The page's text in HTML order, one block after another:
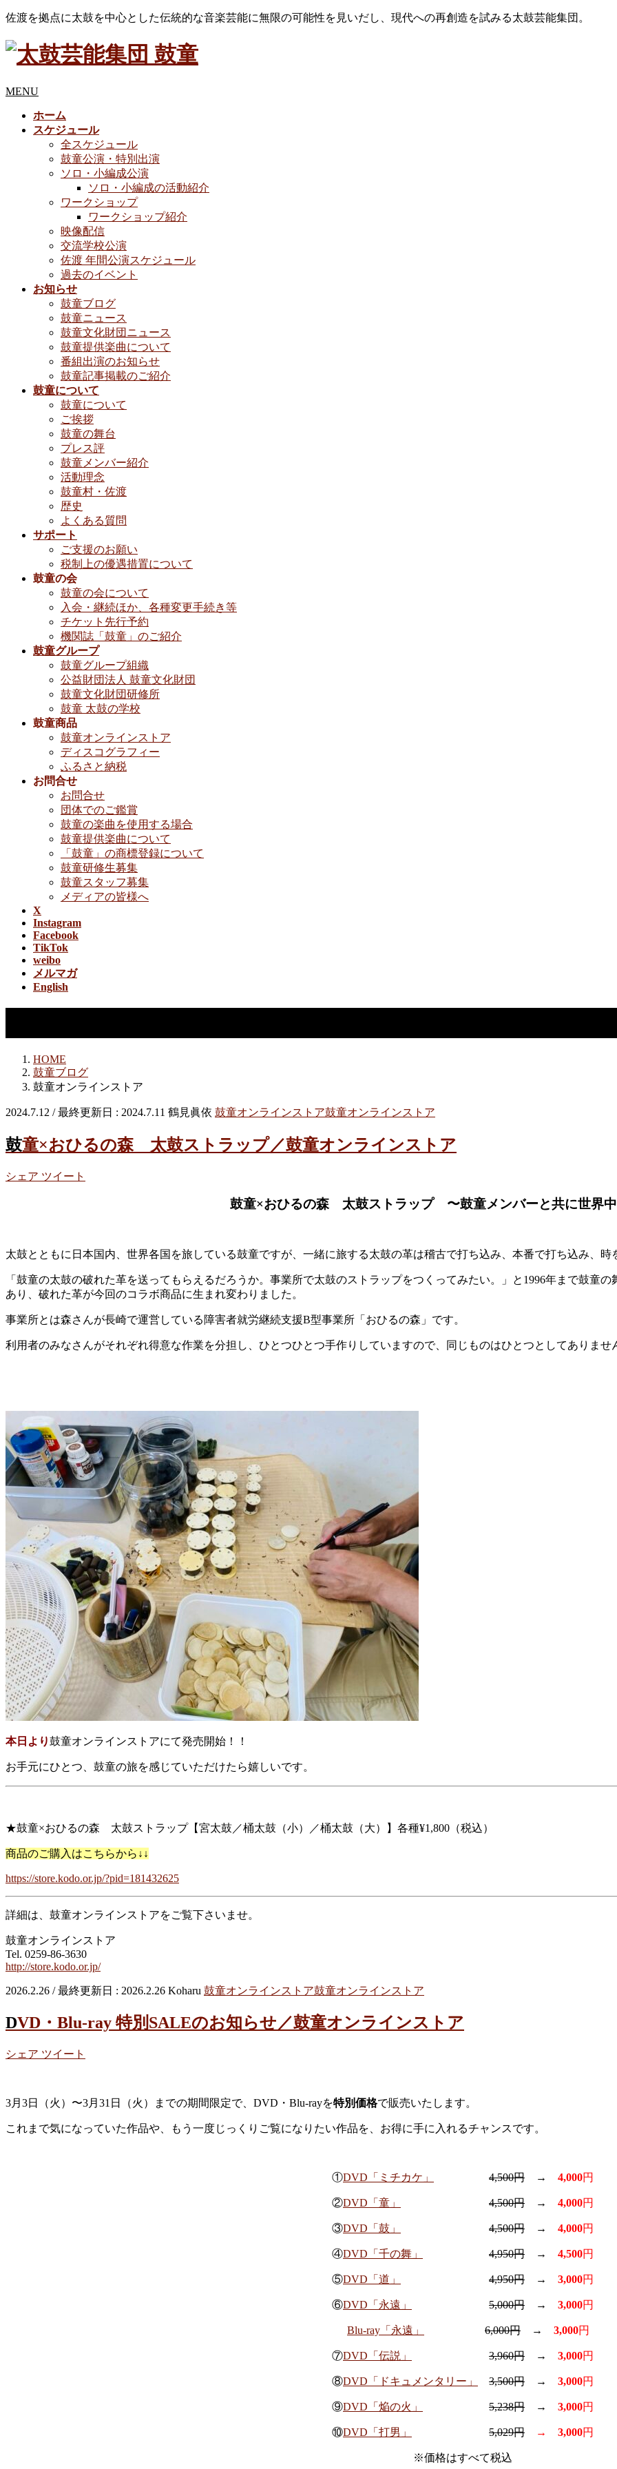
佐渡を拠点に太鼓を中心とした伝統的な音楽芸能に無限の可能性を見いだし、現代への再創造を試みる太鼓芸能集団。
MENU
ホーム
スケジュール
全スケジュール
鼓童公演・特別出演
ソロ・小編成公演
ソロ・小編成の活動紹介
ワークショップ
ワークショップ紹介
映像配信
交流学校公演
佐渡 年間公演スケジュール
過去のイベント
お知らせ
鼓童ブログ
鼓童ニュース
鼓童文化財団ニュース
鼓童提供楽曲について
番組出演のお知らせ
鼓童記事掲載のご紹介
鼓童について
鼓童について
ご挨拶
鼓童の舞台
プレス評
鼓童メンバー紹介
活動理念
鼓童村・佐渡
歴史
よくある質問
サポート
ご支援のお願い
税制上の優遇措置について
鼓童の会
鼓童の会について
入会・継続ほか、各種変更手続き等
チケット先行予約
機関誌「鼓童」のご紹介
鼓童グループ
鼓童グループ組織
公益財団法人 鼓童文化財団
鼓童文化財団研修所
鼓童 太鼓の学校
鼓童商品
鼓童オンラインストア
ディスコグラフィー
ふるさと納税
お問合せ
お問合せ
団体でのご鑑賞
鼓童の楽曲を使用する場合
鼓童提供楽曲について
「鼓童」の商標登録について
鼓童研修生募集
鼓童スタッフ募集
メディアの皆様へ
X
Instagram
Facebook
TikTok
weibo
メルマガ
English
HOME
鼓童ブログ
鼓童オンラインストア
2024.7.12 / 最終更新日 : 2024.7.11 鶴見眞依 鼓童オンラインストア鼓童オンラインストア
鼓童×おひるの森 太鼓ストラップ／鼓童オンラインストア
シェア ツイート
鼓童×おひるの森 太鼓ストラップ 〜鼓童メンバーと共に世界
太鼓とともに日本国内、世界各国を旅している鼓童ですが、一緒に旅する太鼓の革は稽古で打ち込み、本番で打ち込み、時
「鼓童の太鼓の破れた革を送ってもらえるだろうか。事業所で太鼓のストラップをつくってみたい。」と1996年まで鼓童
あり、破れた革が今回のコラボ商品に生まれ変わりました。
事業所とは森さんが長崎で運営している障害者就労継続支援B型事業所「おひるの森」です。
利用者のみなさんがそれぞれ得意な作業を分担し、ひとつひとつ手作りしていますので、同じものはひとつとしてありませ
本日より鼓童オンラインストアにて発売開始！！
お手元にひとつ、鼓童の旅を感じていただけたら嬉しいです。
★鼓童×おひるの森 太鼓ストラップ【宮太鼓／桶太鼓（小）／桶太鼓（大）】各種¥1,800（税込）
商品のご購入はこちらから↓↓
https://store.kodo.or.jp/?pid=181432625
詳細は、鼓童オンラインストアをご覧下さいませ。
鼓童オンラインストア
Tel. 0259-86-3630
http://store.kodo.or.jp/
2026.2.26 / 最終更新日 : 2026.2.26 Koharu 鼓童オンラインストア鼓童オンラインストア
DVD・Blu-ray 特別SALEのお知らせ／鼓童オンラインストア
シェア ツイート
3月3日（火）〜3月31日（火）までの期間限定で、DVD・Blu-rayを特別価格で販売いたします。
これまで気になっていた作品や、もう一度じっくりご覧になりたい作品を、お得に手に入れるチャンスです。
①DVD「ミチカケ」 4,500円 → 4,000円
②DVD「童」 4,500円 → 4,000円
③DVD「鼓」 4,500円 → 4,000円
④DVD「千の舞」 4,950円 → 4,500円
⑤DVD「道」 4,950円 → 3,000円
⑥DVD「永遠」 5,000円 → 3,000円
Blu-ray「永遠」 6,000円 → 3,000円
⑦DVD「伝説」 3,960円 → 3,000円
⑧DVD「ドキュメンタリー」 3,500円 → 3,000円
⑨DVD「焔の火」 5,238円 → 3,000円
⑩DVD「打男」 5,029円 → 3,000円
※価格はすべて税込